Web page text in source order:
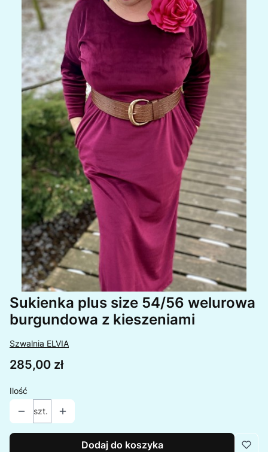
Sukienka plus size 54/56 welurowa
burgundowa z kieszeniami
Szwalnia ELVIA
Cena
285,00 zł
Ilość
szt.
Dodaj do koszyka